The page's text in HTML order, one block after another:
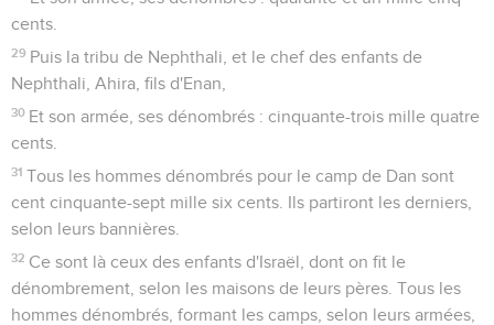
cents.
29 Puis la tribu de Nephthali, et le chef des enfants de
Nephthali, Ahira, fils d'Enan,
30 Et son armée, ses dénombrés : cinquante-trois mille quatre
cents.
31 Tous les hommes dénombrés pour le camp de Dan sont
cent cinquante-sept mille six cents. Ils partiront les derniers,
selon leurs bannières.
32 Ce sont là ceux des enfants d'Israël, dont on fit le
dénombrement, selon les maisons de leurs pères. Tous les
hommes dénombrés, formant les camps, selon leurs armées,